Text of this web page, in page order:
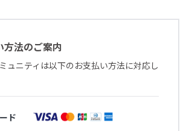
方法のご案内
ュニティは以下のお支払い方法に対応し
ド